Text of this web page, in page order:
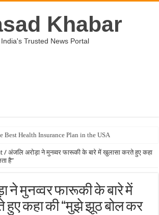
Khabar
India's Trusted News Portal
Best Health Insurance Plan in the USA
/ अंजलि अरोड़ा ने मुनव्वर फारूकी के बारे में खुलासा करते हुए कहा
है”
ने मुनव्वर फारूकी के बारे में
हुए कहा की “मुझे झूठ बोल कर